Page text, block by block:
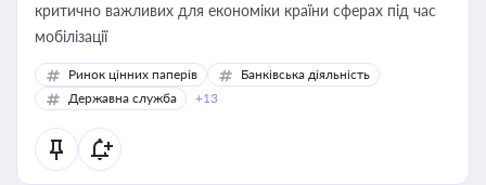
критично важливих для економіки країни сферах під час
мобілізації
Ринок цінних паперів
Банківська діяльність
Державна служба
+13